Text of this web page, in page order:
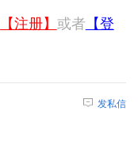
【注册】 或者 【登
发私信